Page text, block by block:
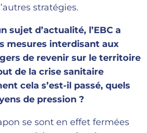
stratégies.
sujet d’actualité, l’EBC a
mesures interdisant aux
de revenir sur le territoire
de la crise sanitaire
cela s’est-il passé, quels
de pression ?
se sont en effet fermées